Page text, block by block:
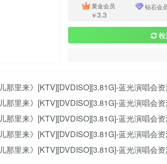
黄金会员
￥3.3
钻石会